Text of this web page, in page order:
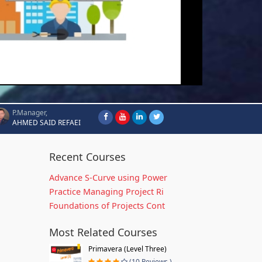
P.Manager,
AHMED SAID REFAEI
Recent Courses
Advance S-Curve using Power
Practice Managing Project Ri
Foundations of Projects Cont
Most Related Courses
Primavera (Level Three)